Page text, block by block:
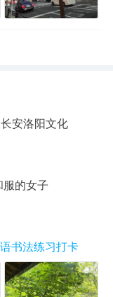
安洛阳文化
的女子
书法练习打卡